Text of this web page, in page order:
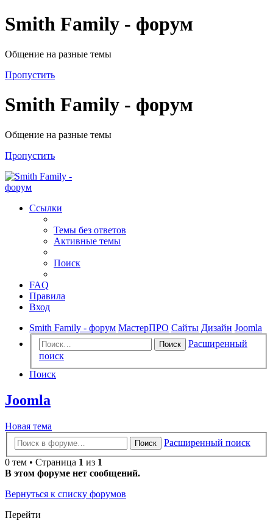
Smith Family - форум
Общение на разные темы
Пропустить
Smith Family - форум
Общение на разные темы
Пропустить
Ссылки
Темы без ответов
Активные темы
Поиск
FAQ
Правила
Вход
Smith Family - форум МастерПРО Сайты Дизайн Joomla
Поиск
Расширенный
поиск
Поиск
Joomla
Новая тема
Поиск
Расширенный поиск
0 тем • Страница 1 из 1
В этом форуме нет сообщений.
Вернуться к списку форумов
Перейти